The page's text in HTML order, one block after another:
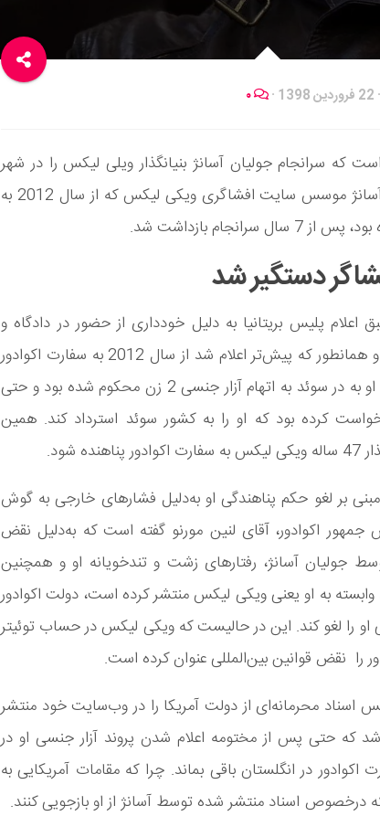
· 22 فروردین 1398 ·
است که سرانجام جولیان آسانژ بنیانگذار ویلی لیکس را در شهر
لندن دستگیر کرده است. آسانژ موسس سایت افشاگری ویکی لیکس که از سال 2012 به
بازداشت شد.
دستگیر شد
اعلام پلیس بریتانیا به دلیل خودداری از حضور در دادگاه و
نقض مقررات بوده است. او همانطور که پیش‌تر اعلام شد از سال 2012 به سفارت اکوادور
پناه برده بود. در آن دوران او به در سوئد به اتهام آزار جنسی 2 زن محکوم شده بود و حتی
کرده بود که او را به کشور سوئد استرداد کند. همین
شود.
بر لغو حکم پناهندگی او به‌دلیل فشارهای خارجی به گوش
اکوادور، آقای لنین مورنو گفته است که به‌دلیل نقض
جولیان آسانژ، رفتارهای زشت و تندخویانه او و همچنین
وابسته به او یعنی ویکی لیکس منتشر کرده است، دولت اکوادور
را لغو کند. این در حالیست که ویکی لیکس در حساب توئیتر
را نقض قوانین بین‌المللی عنوان کرده است.
اسناد محرمانه‌ای از دولت آمریکا را در وب‌سایت خود منتشر
که حتی پس از مختومه اعلام شدن پروند آزار جنسی او در
در انگلستان باقی بماند. چرا که مقامات آمریکایی به
درخصوص اسناد منتشر شده توسط آسانژ از او بازجویی کنند.